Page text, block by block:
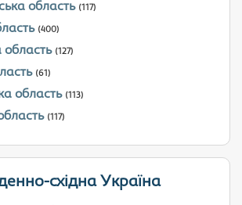
область (117)
(400)
область (127)
(61)
область (113)
(117)
східна Україна